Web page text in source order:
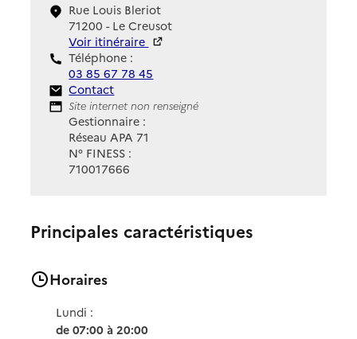
Rue Louis Bleriot
71200 - Le Creusot
Voir itinéraire
Téléphone :
03 85 67 78 45
Contact
Contact
Site Internet
Site internet non renseigné
Gestionnaire :
Réseau APA 71
N° FINESS :
710017666
Principales caractéristiques
Horaires
Lundi :
de 07:00 à 20:00